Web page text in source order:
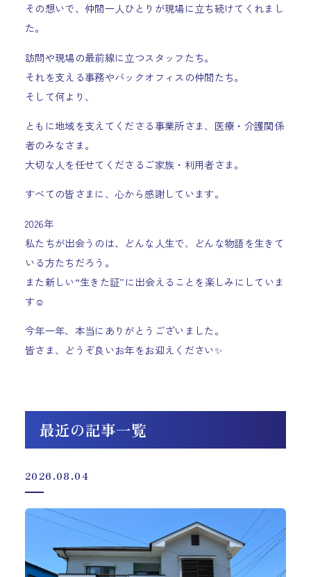
その想いで、仲間一人ひとりが現場に立ち続けてくれまし
た。
訪問や現場の最前線に立つスタッフたち。
それを支える事務やバックオフィスの仲間たち。
そして何より、
ともに地域を支えてくださる事業所さま、医療・介護関係
者のみなさま。
大切な人を任せてくださるご家族・利用者さま。
すべての皆さまに、心から感謝しています。
2026年
私たちが出会うのは、どんな人生で、どんな物語を生きて
いる方たちだろう。
また新しい“生きた証”に出会えることを楽しみにしていま
す☺️
今年一年、本当にありがとうございました。
皆さま、どうぞ良いお年をお迎えください✨
最近の記事一覧
2026.08.04